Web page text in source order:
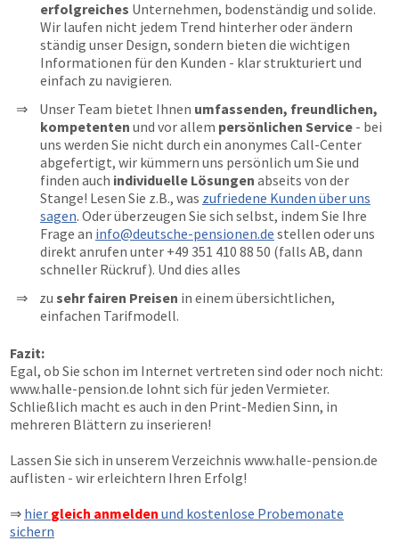
erfolgreiches Unternehmen, bodenständig und solide.
Wir laufen nicht jedem Trend hinterher oder ändern
ständig unser Design, sondern bieten die wichtigen
Informationen für den Kunden - klar strukturiert und
einfach zu navigieren.
Unser Team bietet Ihnen umfassenden, freundlichen,
kompetenten und vor allem persönlichen Service - bei
uns werden Sie nicht durch ein anonymes Call-Center
abgefertigt, wir kümmern uns persönlich um Sie und
finden auch individuelle Lösungen abseits von der
Stange! Lesen Sie z.B., was zufriedene Kunden über uns
sagen. Oder überzeugen Sie sich selbst, indem Sie Ihre
Frage an info@deutsche-pensionen.de stellen oder uns
direkt anrufen unter +49 351 410 88 50 (falls AB, dann
schneller Rückruf). Und dies alles
zu sehr fairen Preisen in einem übersichtlichen,
einfachen Tarifmodell.
Fazit:
Egal, ob Sie schon im Internet vertreten sind oder noch nicht:
www.halle-pension.de lohnt sich für jeden Vermieter.
Schließlich macht es auch in den Print-Medien Sinn, in
mehreren Blättern zu inserieren!
Lassen Sie sich in unserem Verzeichnis www.halle-pension.de
auflisten - wir erleichtern Ihren Erfolg!
⇒ hier gleich anmelden und kostenlose Probemonate
sichern